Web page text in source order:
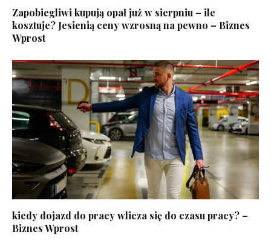
Zapobiegliwi kupują opał już w sierpniu – ile
kosztuje? Jesienią ceny wzrosną na pewno – Biznes
Wprost
kiedy dojazd do pracy wlicza się do czasu pracy? –
Biznes Wprost